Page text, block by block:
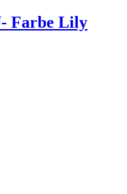
Farbe Lily